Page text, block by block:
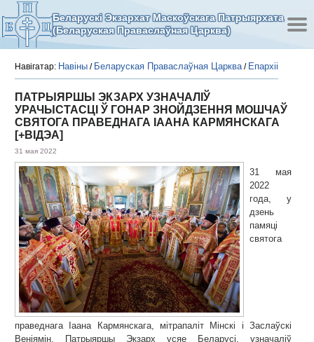
Беларускі Экзархат Маскоўскага Патрыярхата
(Беларуская Праваслаўная Царква)
Навігатар: Навіны / Беларуская Праваслаўная Царква/ Епархіі
ПАТРЫЯРШЫ ЭКЗАРХ УЗНАЧАЛІЎ
УРАЧЫСТАСЦІ Ў ГОНАР ЗНОЙДЗЕННЯ МОШЧАЎ
СВЯТОГА ПРАВЕДНАГА ІААНА КАРМЯНСКАГА
[+ВІДЭА]
31 мая 2022
31 мая
2022
года, у
дзень
памяці
святога
праведнага Іаана Кармянскага, мітрапаліт Мінскі і Заслаўскі
Веніямін, Патрыяршы Экзарх усяе Беларусі, узначаліў